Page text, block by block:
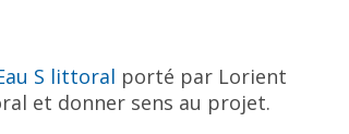
S littoral porté par Lorient
et donner sens au projet.